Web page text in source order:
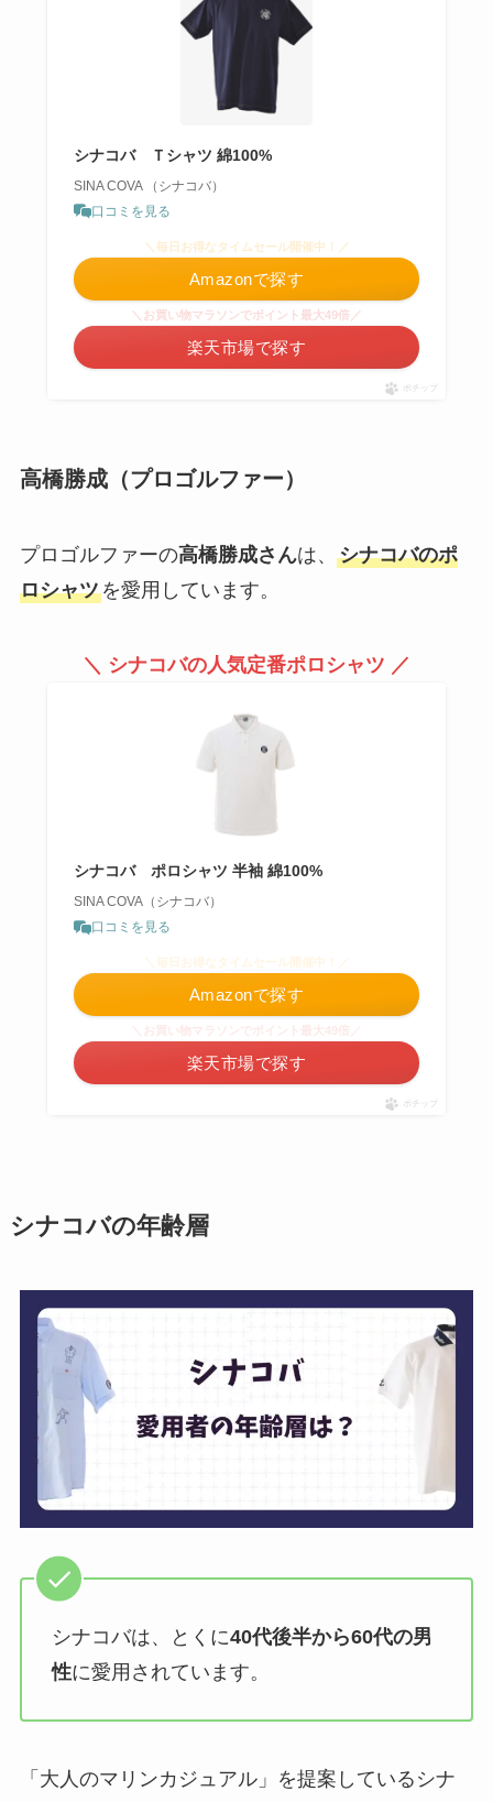
シナコバ Ｔシャツ 綿100%
SINA COVA （シナコバ）
口コミを見る
＼毎日お得なタイムセール開催中！／
Amazonで探す
＼お買い物マラソンでポイント最大49倍／
楽天市場で探す
ポチップ
高橋勝成（プロゴルファー）
プロゴルファーの高橋勝成さんは、 シナコバのポ
ロシャツを愛用しています。
＼ シナコバの人気定番ポロシャツ ／
シナコバ ポロシャツ 半袖 綿100%
SINA COVA（シナコバ）
口コミを見る
＼毎日お得なタイムセール開催中！／
Amazonで探す
楽天市場で探す
ポチップ
シナコバの年齢層
シナコバは、とくに40代後半から60代の男
性に愛用されています。
「大人のマリンカジュアル」を提案しているシナ